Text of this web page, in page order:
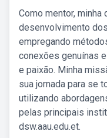
Como mentor, minha
desenvolvimento
empregando
conexões genuínas
e paixão. Minha
sua jornada para se
utilizando
pelas principais
dsw.aau.edu.et.